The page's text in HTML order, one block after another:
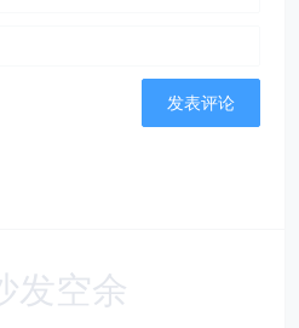
发空余